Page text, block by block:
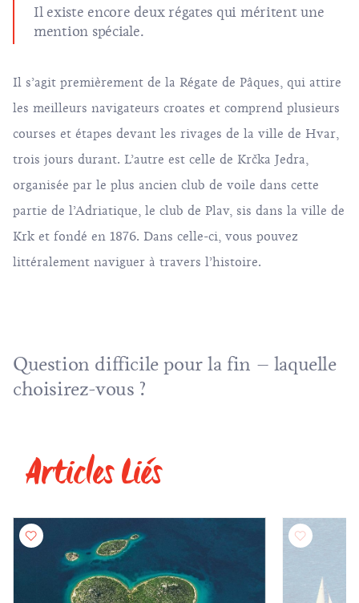
Il existe encore deux régates qui méritent une
mention spéciale.
Il s’agit premièrement de la Régate de Pâques, qui attire
les meilleurs navigateurs croates et comprend plusieurs
courses et étapes devant les rivages de la ville de Hvar,
trois jours durant. L’autre est celle de Krčka Jedra,
organisée par le plus ancien club de voile dans cette
partie de l’Adriatique, le club de Plav, sis dans la ville de
Krk et fondé en 1876. Dans celle-ci, vous pouvez
littéralement naviguer à travers l’histoire.
Question difficile pour la fin – laquelle
choisirez-vous ?
Articles Liés